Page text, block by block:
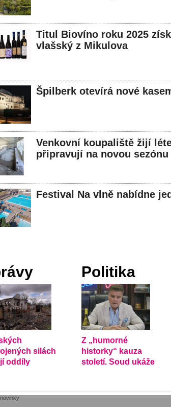
Titul Biovíno roku 2025
vlašský z Mikulova
Špilberk otevírá nové
Venkovní koupaliště žijí
připravují na novou sezónu
Festival Na vlně nabídne
silách
oddíly
Politika
Z „humorné
historky“ kauza
století. Soud ukáže